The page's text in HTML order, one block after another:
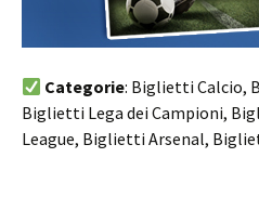
Categorie: Biglietti Calcio,
Biglietti Lega dei Campioni,
League, Biglietti Arsenal,